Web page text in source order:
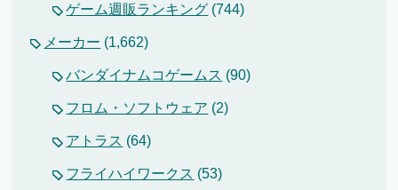
ゲーム週販ランキング (744)
メーカー (1,662)
バンダイナムコゲームス (90)
フロム・ソフトウェア (2)
アトラス (64)
フライハイワークス (53)